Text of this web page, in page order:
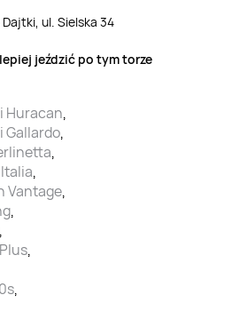
ul. Sielska 34
jeździć po tym torze
Huracan,
Gallardo,
,
,
Vantage,
,
,
,
,